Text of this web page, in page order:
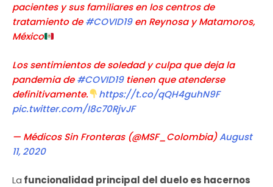
pacientes y sus familiares en los centros de
tratamiento de#COVID19en Reynosa y Matamoros,
México
Los sentimientos de soledad y culpa que deja la
pandemia de#COVID19tienen que atenderse
definitivamente.
https://t.co/qQH4guhN9F
pic.twitter.com/I8c70RjvJF
— Médicos Sin Fronteras (@MSF_Colombia)August
11, 2020
La funcionalidad principal del duelo es hacernos